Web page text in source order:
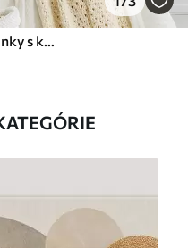
Detailný záber na kvet bielej pivonky s kvapôčkami vody na okvetných lístkoch na rozostrenom pozadí